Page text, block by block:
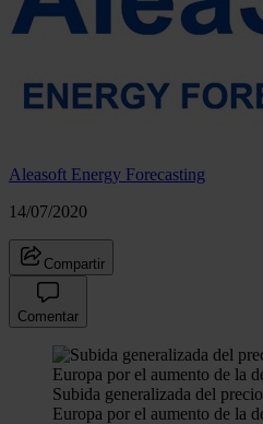
Aleasoft Energy Forecasting
14/07/2020
Compartir
Comentar
Subida generalizada del
Europa por el aumento de la